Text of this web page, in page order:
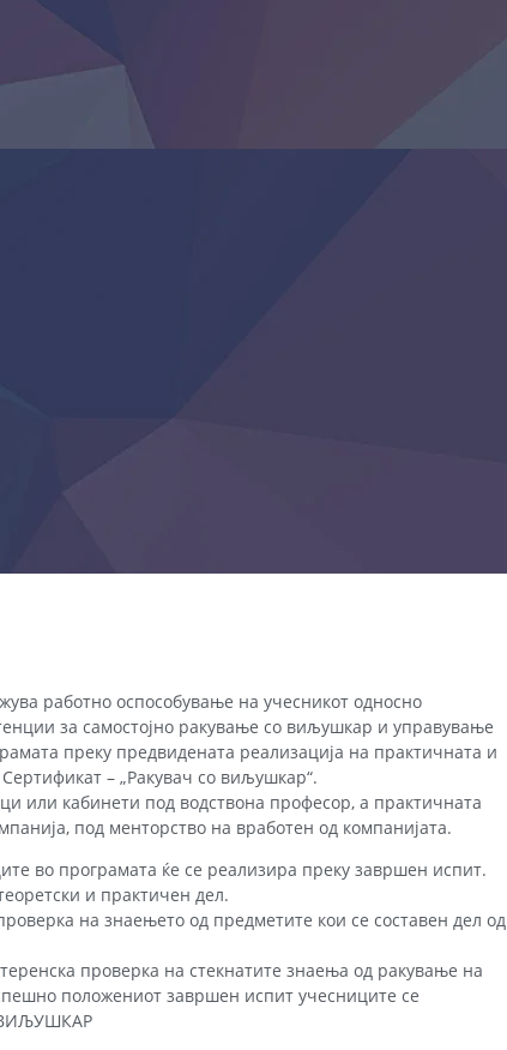
работно оспособување на учесникот односно
за самостојно ракување со виљушкар и управување
преку предвидената реализација на практичната и
– „Ракувач со виљушкар“.
или кабинети под водствона професор, а практичната
под менторство на вработен од компанијата.
во програмата ќе се реализира преку завршен испит.
и практичен дел.
на знаењето од предметите кои се составен дел од
проверка на стекнатите знаења од ракување на
положениот завршен испит учесниците се
ВИЉУШКАР